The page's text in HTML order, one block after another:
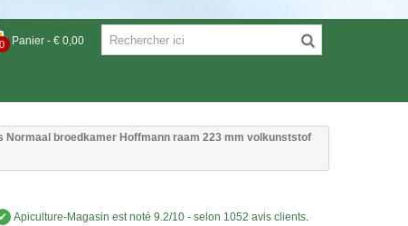
0 Panier - € 0,00
Normaal broedkamer Hoffmann raam 223 mm volkunststof
✔ Apiculture-Magasin est noté 9.2/10 - selon 1052 avis clients.